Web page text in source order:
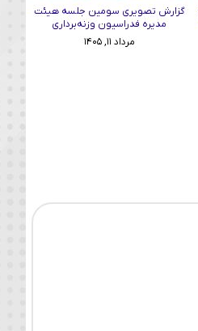
گزارش تصویری سومین جلسه هیئت
مدیره فدراسیون وزنه‌برداری
مرداد ۱۱, ۱۴۰۵